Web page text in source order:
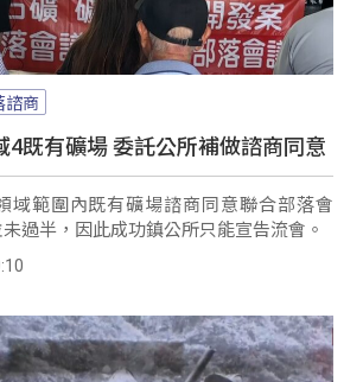
諮商
4既有礦場 委託公所補做諮商同意
域範圍內既有礦場諮商同意聯合部落會
過半，因此成功鎮公所只能宣告流會。